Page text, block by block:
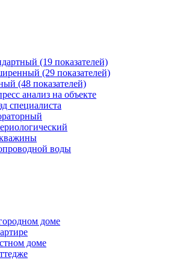
(19 показателей)
(29 показателей)
(48 показателей)
анализ на объекте
специалиста
воды
доме
доме